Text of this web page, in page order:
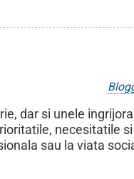
dar si unele
necesitatile
sau la viata